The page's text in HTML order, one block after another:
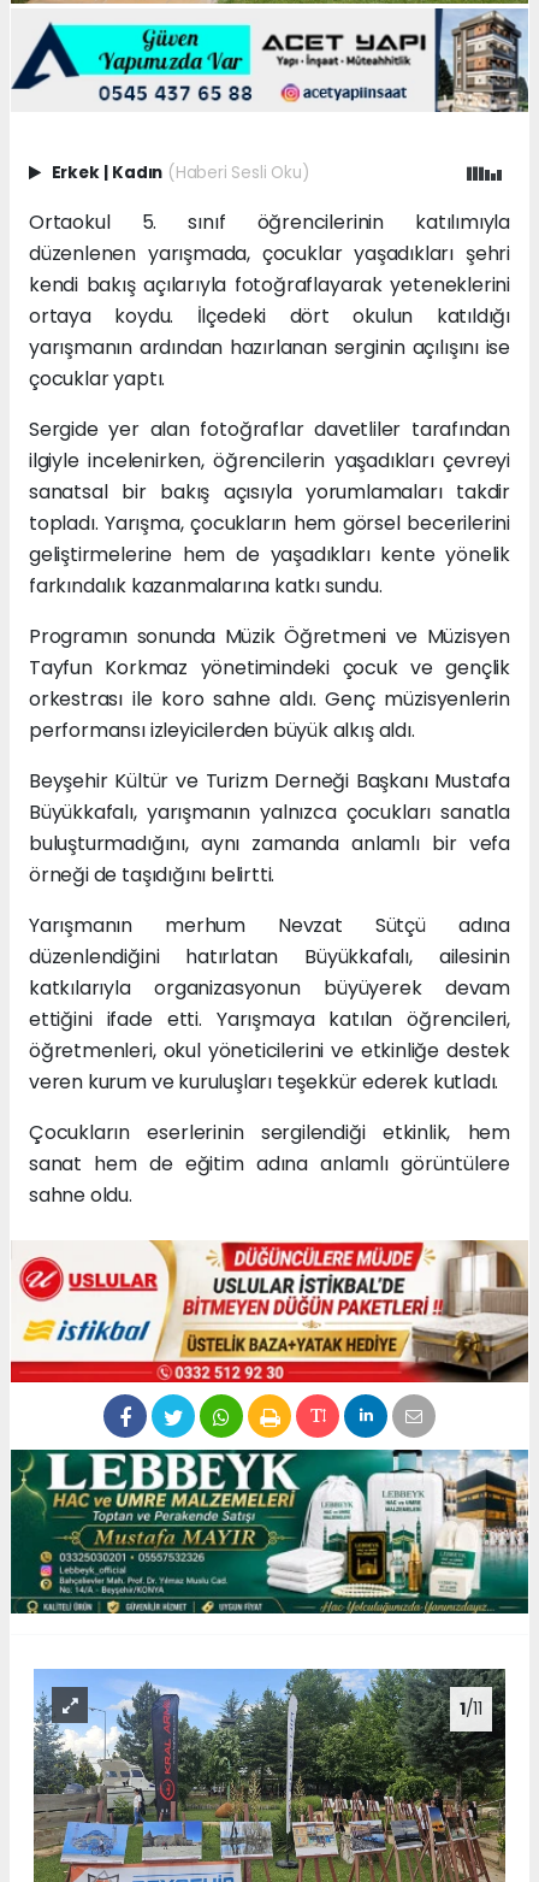
Erkek | Kadın (Haberi Sesli Oku)
Ortaokul 5. sınıf öğrencilerinin katılımıyla
düzenlenen yarışmada, çocuklar yaşadıkları şehri
kendi bakış açılarıyla fotoğraflayarak yeteneklerini
ortaya koydu. İlçedeki dört okulun katıldığı
yarışmanın ardından hazırlanan serginin açılışını ise
çocuklar yaptı.
Sergide yer alan fotoğraflar davetliler tarafından
ilgiyle incelenirken, öğrencilerin yaşadıkları çevreyi
sanatsal bir bakış açısıyla yorumlamaları takdir
topladı. Yarışma, çocukların hem görsel becerilerini
geliştirmelerine hem de yaşadıkları kente yönelik
farkındalık kazanmalarına katkı sundu.
Programın sonunda Müzik Öğretmeni ve Müzisyen
Tayfun Korkmaz yönetimindeki çocuk ve gençlik
orkestrası ile koro sahne aldı. Genç müzisyenlerin
performansı izleyicilerden büyük alkış aldı.
Beyşehir Kültür ve Turizm Derneği Başkanı Mustafa
Büyükkafalı, yarışmanın yalnızca çocukları sanatla
buluşturmadığını, aynı zamanda anlamlı bir vefa
örneği de taşıdığını belirtti.
Yarışmanın merhum Nevzat Sütçü adına
düzenlendiğini hatırlatan Büyükkafalı, ailesinin
katkılarıyla organizasyonun büyüyerek devam
ettiğini ifade etti. Yarışmaya katılan öğrencileri,
öğretmenleri, okul yöneticilerini ve etkinliğe destek
veren kurum ve kuruluşları teşekkür ederek kutladı.
Çocukların eserlerinin sergilendiği etkinlik, hem
sanat hem de eğitim adına anlamlı görüntülere
sahne oldu.
1/11